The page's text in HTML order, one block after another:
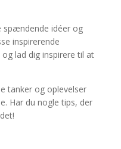
spændende idéer og
inspirerende
lad dig inspirere til at
tanker og oplevelser
Har du nogle tips, der